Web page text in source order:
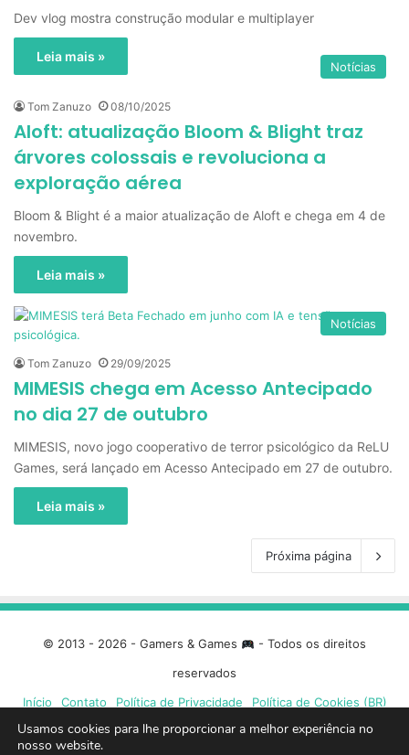
Dev vlog mostra construção modular e multiplayer
Leia mais »
Notícias
Tom Zanuzo 08/10/2025
Aloft: atualização Bloom & Blight traz
árvores colossais e revoluciona a
exploração aérea
Bloom & Blight é a maior atualização de Aloft e chega em 4 de
novembro.
Leia mais »
Notícias
Tom Zanuzo 29/09/2025
MIMESIS chega em Acesso Antecipado
no dia 27 de outubro
MIMESIS, novo jogo cooperativo de terror psicológico da ReLU
Games, será lançado em Acesso Antecipado em 27 de outubro.
Leia mais »
Próxima página
© 2013 - 2026 - Gamers & Games
- Todos os direitos
reservados
Início
Contato Política de Privacidade Política de Cookies (BR)
Facebook
X
Usamos cookies para lhe proporcionar a melhor experiência no
nosso website.